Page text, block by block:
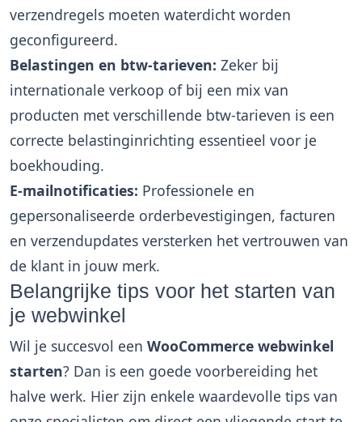
verzendregels moeten waterdicht worden
geconfigureerd.
Belastingen en btw-tarieven: Zeker bij
internationale verkoop of bij een mix van
producten met verschillende btw-tarieven is een
correcte belastinginrichting essentieel voor je
boekhouding.
E-mailnotificaties: Professionele en
gepersonaliseerde orderbevestigingen, facturen
en verzendupdates versterken het vertrouwen van
de klant in jouw merk.
Belangrijke tips voor het starten van
je webwinkel
Wil je succesvol een WooCommerce webwinkel
starten? Dan is een goede voorbereiding het
halve werk. Hier zijn enkele waardevolle tips van